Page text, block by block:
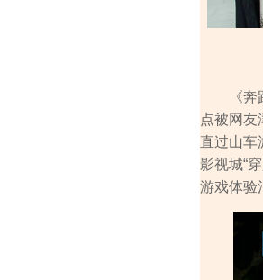
《奔跑
点被网友
直过山车
影视城“
游戏体验